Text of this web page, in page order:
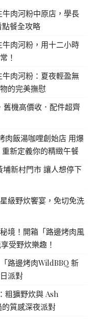
肉河粉中原店，學長
餐全攻略
肉河粉，用十二小時
！
肉河粉：夏夜輕盈無
的完美撫慰
機高價收．配件超齊
肉飯湯咖哩創始店 用爆
新定義你的精緻午餐
新村門市 讓人想停下
級野炊饗宴，免切免洗
境！開箱「路邊烤肉風
受野炊樂趣！
路邊烤肉WildBBQ 新
派對
粗獷野炊與 Ash
質感深夜派對